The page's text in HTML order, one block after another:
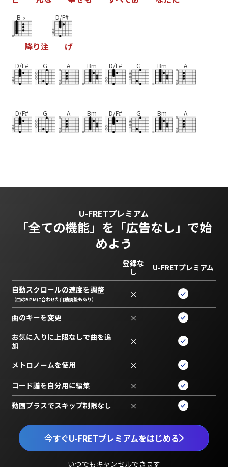
B♭
降り注
D/F#
げ
D/F# G A Bm D/F# G Bm A
D/F# G A Bm D/F# G Bm A
U-FRETプレミアム
「全ての機能」を 「広告なし」で始
めよう
今すぐU-FRETプレミアムをはじめる
いつでもキャンセルできます
登録な
し
U-FRETプレミアム
自動スクロールの速度を調整
（曲のBPMに合わせた自動調整もあり） ×
曲のキーを変更 ×
お気に入りに上限なしで曲を追
加
×
メトロノームを使用 ×
コード譜を自分用に編集 ×
動画プラスでスキップ制限なし ×